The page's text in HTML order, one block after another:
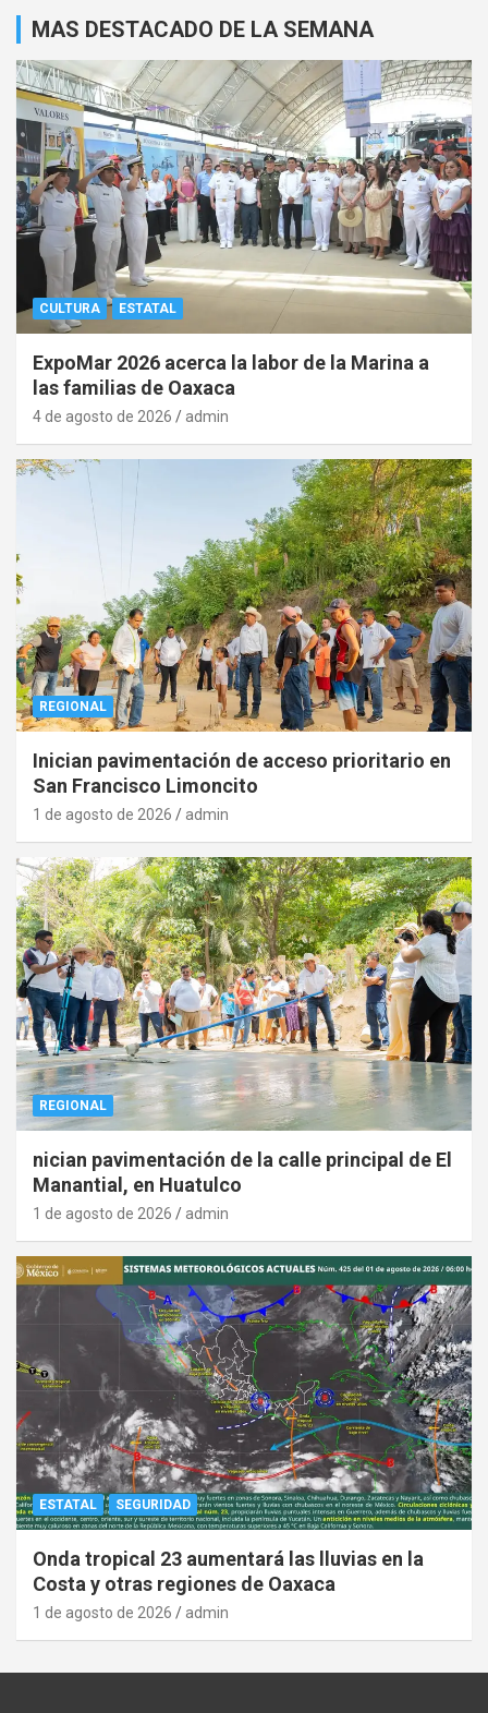
MAS DESTACADO DE LA SEMANA
CULTURA ESTATAL
ExpoMar 2026 acerca la labor de la Marina a
las familias de Oaxaca
4 de agosto de 2026 admin
REGIONAL
Inician pavimentación de acceso prioritario en
San Francisco Limoncito
1 de agosto de 2026 admin
REGIONAL
nician pavimentación de la calle principal de El
Manantial, en Huatulco
1 de agosto de 2026 admin
ESTATAL SEGURIDAD
Onda tropical 23 aumentará las lluvias en la
Costa y otras regiones de Oaxaca
1 de agosto de 2026 admin